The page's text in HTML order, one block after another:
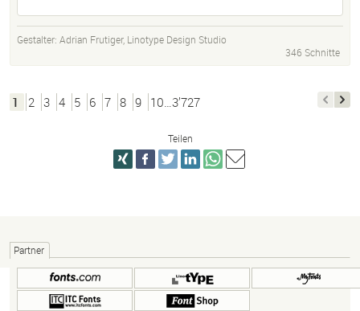
Gestalter: Adrian Frutiger, Linotype Design Studio
346 Schnitte
1 2 3 4 5 6 7 8 9 10…3’727
Teilen
Partner